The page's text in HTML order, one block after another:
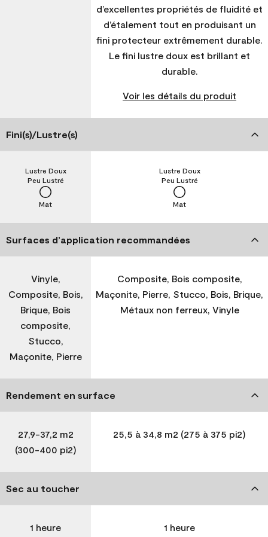
d’excellentes propriétés de fluidité et
d’étalement tout en produisant un
fini protecteur extrêmement durable.
Le fini lustre doux est brillant et
durable.
Voir les détails du produit
Fini(s)/Lustre(s)
Mat
Peu Lustré
Lustre Doux
Mat
Peu Lustré
Lustre Doux
Surfaces d’application recommandées
Vinyle,
Composite, Bois,
Brique, Bois
composite,
Stucco,
Maçonite, Pierre
Composite, Bois composite,
Maçonite, Pierre, Stucco, Bois, Brique,
Métaux non ferreux, Vinyle
Rendement en surface
27,9-37,2 m2
(300-400 pi2)
25,5 à 34,8 m2 (275 à 375 pi2)
Sec au toucher
1 heure 1 heure